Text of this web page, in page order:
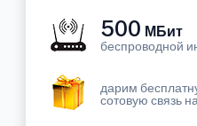
500 МБит
беспроводной
дарим
сотовую связь